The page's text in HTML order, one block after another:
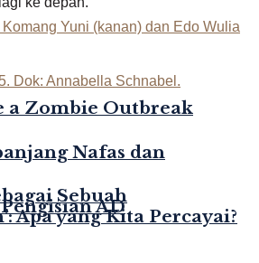
Nafas dan
AD
a Zombie Outbreak
Sebuah
Apa yang Kita Percayai?